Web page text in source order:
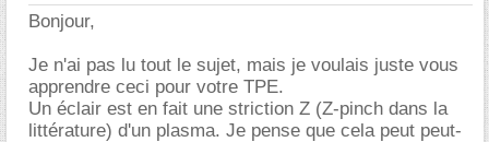
Bonjour,
Je n'ai pas lu tout le sujet, mais je voulais juste vous
apprendre ceci pour votre TPE.
Un éclair est en fait une striction Z (Z-pinch dans la
littérature) d'un plasma. Je pense que cela peut peut-